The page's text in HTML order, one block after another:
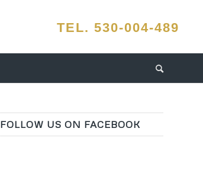
FOLLOW US ON FACEBOOK